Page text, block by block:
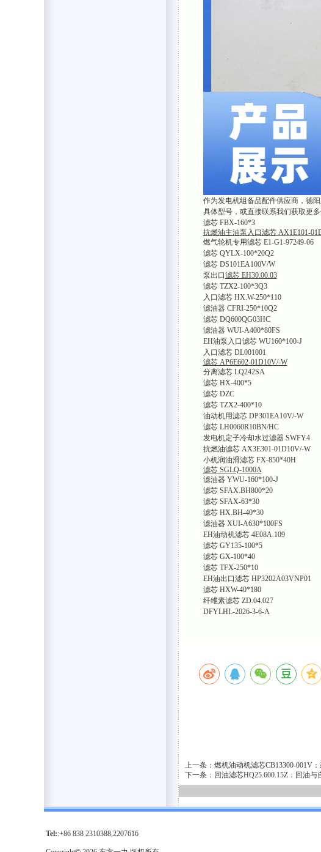
作为发电机组备品配件供应商，德
具体型号，或直接联系我们获取更多
滤芯 FBX-160*3
抗燃油主油泵入口滤芯 AX1E101-
燃气轮机专用滤芯 E1-G1-97249-06
滤芯 QYLX-100*20Q2
滤芯 DS101EA100V/W
泵出口滤芯 EH30.00.03
滤芯 TZX2-100*3Q3
入口滤芯 HX.W-250*110
滤油器 CFRI-250*10Q2
滤芯 DQ600QG03HC
滤油器 WUI-A400*80FS
EH油泵入口滤芯 WU160*100-J
入口滤芯 DL001001
滤芯 AP6E602-01D10V/-W
分离滤芯 LQ242SA
滤芯 HX-400*5
滤芯 DZC
滤芯 TZX2-400*10
油动机用滤芯 DP301EA10V/-W
滤芯 LH0060R10BN/HC
发电机定子冷却水过滤器 SWFY4
抗燃油滤芯 AX3E301-01D10V/-W
小机润油滑滤芯 FX-850*40H
滤芯 SGLQ-1000A
滤油器 YWU-160*100-J
滤芯 SFAX.BH800*20
滤芯 SFAX-63*30
滤芯 HX.BH-40*30
滤油器 XUI-A630*100FS
EH油动机滤芯 4E08A.109
滤芯 GY135-100*5
滤芯 GX-100*40
滤芯 TFX-250*10
EH油出口滤芯 HP3202A03VNP01
滤芯 HXW-40*180
纤维素滤芯 ZD.04.027
DFYLHL-2026-3-6-A
上一条：燃机油动机滤芯CB13300-001V
下一条：回油滤芯HQ25.600.15Z：回油与
Tel::+86 838 2310388,2207616